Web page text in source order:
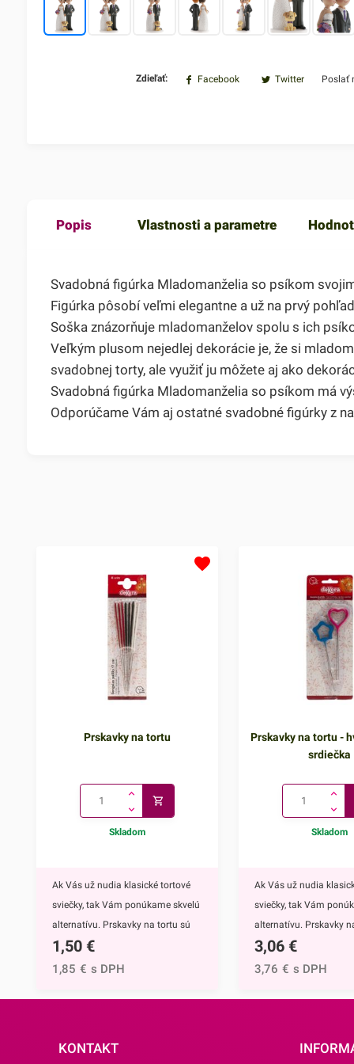
Zdieľať: Facebook Twitter Poslať
Popis Vlastnosti a parametre
Svadobná figúrka Mladomanželia so psíkom
Figúrka pôsobí veľmi elegantne a už na prvý
Soška znázorňuje mladomanželov spolu s ich
Veľkým plusom nejedlej dekorácie je, že si
svadobnej torty, ale využiť ju môžete aj ako
Svadobná figúrka Mladomanželia so psíkom má
Odporúčame Vám aj ostatné svadobné figúrky z
Prskavky na tortu
Skladom
Ak Vás už nudia klasické tortové
sviečky, tak Vám ponúkame skvelú
alternatívu. Prskavky na tortu sú
mimoriadne efektným doplnkom
nielen na torty, ale môžete ich
ohúrite každého. Navyše tortu
1,50 €
1,85 € s DPH
Prskavky na tortu -
srdiečka
Skladom
Ak Vás už nudia
sviečky, tak Vám
alternatívu. Prskavky
hviezdičky a srdiečka
mimoriadne efektným
dezertov.Prskavky na
3,06 €
3,76 € s DPH
KONTAKT